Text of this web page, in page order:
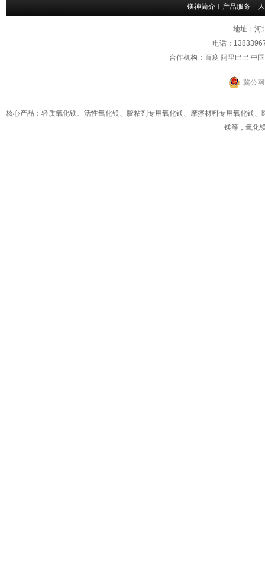
镁神简介 ︱ 产品服务 ︱
地址：河
电话：
合作机构：百度 阿里巴巴 中
冀公
核心产品：轻质氧化镁、活性氧化镁、 胶粘剂专用氧化镁、 摩擦材料专用氧化镁、
镁等， 氧化